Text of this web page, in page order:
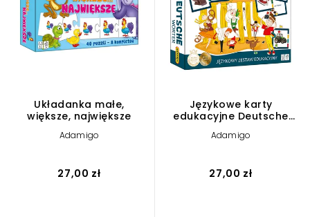
Układanka małe,
większe, największe
Adamigo
27,00 zł
Językowe karty
edukacyjne Deutsche
Adamigo
27,00 zł